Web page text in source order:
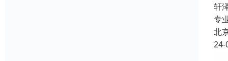
轩
专
北
24-